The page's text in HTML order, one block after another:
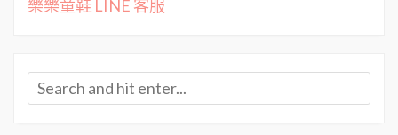
樂樂童鞋 LINE 客服